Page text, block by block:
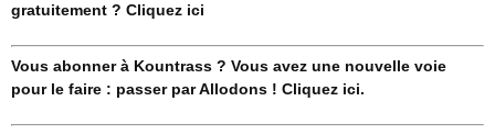
gratuitement ? Cliquez ici
Vous abonner à Kountrass ? Vous avez une nouvelle voie
pour le faire : passer par Allodons ! Cliquez ici.